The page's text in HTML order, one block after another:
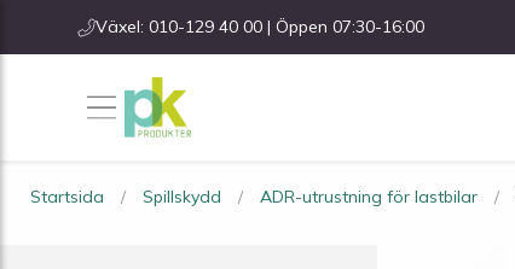
Växel: 010-129 40 00 | Öppen 07:30-16:00
Startsida Spillskydd ADR-utrustning för lastbilar